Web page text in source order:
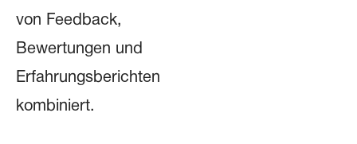
von Feedback,
Bewertungen und
Erfahrungsberichten
kombiniert.